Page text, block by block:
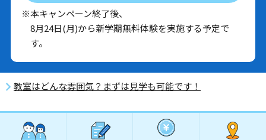
※本キャンペーン終了後、
8月24日(月)から新学期無料体験を実施する予定で
す。
教室はどんな雰囲気？まずは見学も可能です！